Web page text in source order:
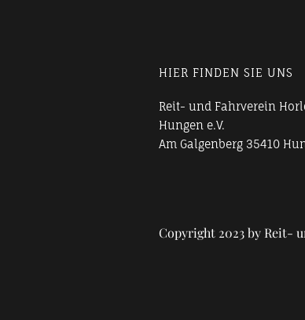
HIER FINDEN SIE UNS
Reit- und Fahrverein
Hungen e.V.
Am Galgenberg 35410
Copyright 2023 by Reit-